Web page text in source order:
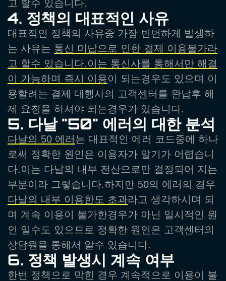
고 할수 있습니다.
4. 정책의 대표적인 사유
대표적인 정책의 사유중 가장 빈번하게 발생하
는 사유는 통신 미납으로 인한 결제 이용불가라
고 할수 있습니다.이는 통신사를 통해서만 해결
이 가능하며 즉시 이용이 되는경우도 있으며 이
용할려는 결제 대행사의 고객센터를 완납후 해
제 요청을 하셔야 되는경우가 있습니다.
5. 다날 "50" 에러의 대한 분석
다날의 50 에러 는 대표적인 에러 코드중에 하나
로써 정확한 원인은 이용자가 알기가 어렵습니
다.이는 다날의 내부 전산으로만 결정되어 지는
부분이라 그렇습니다.하지만 50의 에러의 경우
다날의 내부 이용한도 초과라고 생각하시며 되
며 계속 이용이 불가한경우가 아닌 일시적인 원
인 일수도 있으므로 정확한 원인은 고객센터의
상담원을 통해서 알수 있습니다.
6. 정책 발생시 계속 여부
한번 정책으로 막힌 경우 계속적으로 이용이 불